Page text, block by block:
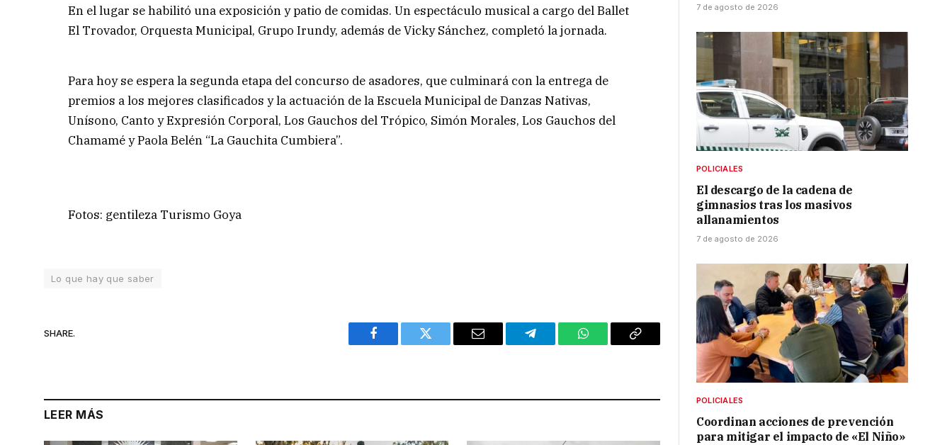
En el lugar se habilitó una exposición y patio de comidas. Un espectáculo musical a cargo del Ballet
El Trovador, Orquesta Municipal, Grupo Irundy, además de Vicky Sánchez, completó la jornada.
Para hoy se espera la segunda etapa del concurso de asadores, que culminará con la entrega de
premios a los mejores clasificados y la actuación de la Escuela Municipal de Danzas Nativas,
Unísono, Canto y Expresión Corporal, Los Gauchos del Trópico, Simón Morales, Los Gauchos del
Chamamé y Paola Belén “La Gauchita Cumbiera”.
Fotos: gentileza Turismo Goya
Lo que hay que saber
SHARE.
Facebook Twitter Email Telegram WhatsAppCopy
LEER MÁS
7 de agosto de 2026
POLICIALES
El descargo de la cadena de
gimnasios tras los masivos
allanamientos
7 de agosto de 2026
POLICIALES
Coordinan acciones de prevención
para mitigar el impacto de «El Niño»